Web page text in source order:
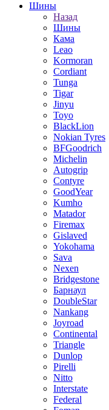
Шины
Назад
Шины
Кама
Leao
Kormoran
Cordiant
Tunga
Tigar
Jinyu
Toyo
BlackLion
Nokian Tyres
BFGoodrich
Michelin
Autogrip
Contyre
GoodYear
Kumho
Matador
Firemax
Gislaved
Yokohama
Sava
Nexen
Bridgestone
Барнаул
DoubleStar
Nankang
Joyroad
Continental
Triangle
Dunlop
Pirelli
Nitto
Interstate
Federal